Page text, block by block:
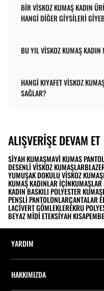
BIR VISKOZ KUMAŞ KADIN
HANGI DIĞER GIYSILERI
BU YIL VISKOZ KUMAŞ
HANGI KIYAFET VISKOZ
SAĞLAR?
ALIŞVERIŞE DEVAM ET
SIYAH KUMAŞMAVI KUMAS
DESENLI VISKOZ KUMAŞLAR
YUMUŞAK DOKULU VISKOZ
KUMAŞ KADINLAR İÇINKUMAŞLAR
KADIN BASKILI POLYESTER
PENSLI PANTOLONLARÇANTALAR
LACIVERT GÖMLEKLEREKRU
BEYAZ MIDI ETEKSIYAH KISA
YARDIM
Siparişi takip edin
HAKKIMIZDA